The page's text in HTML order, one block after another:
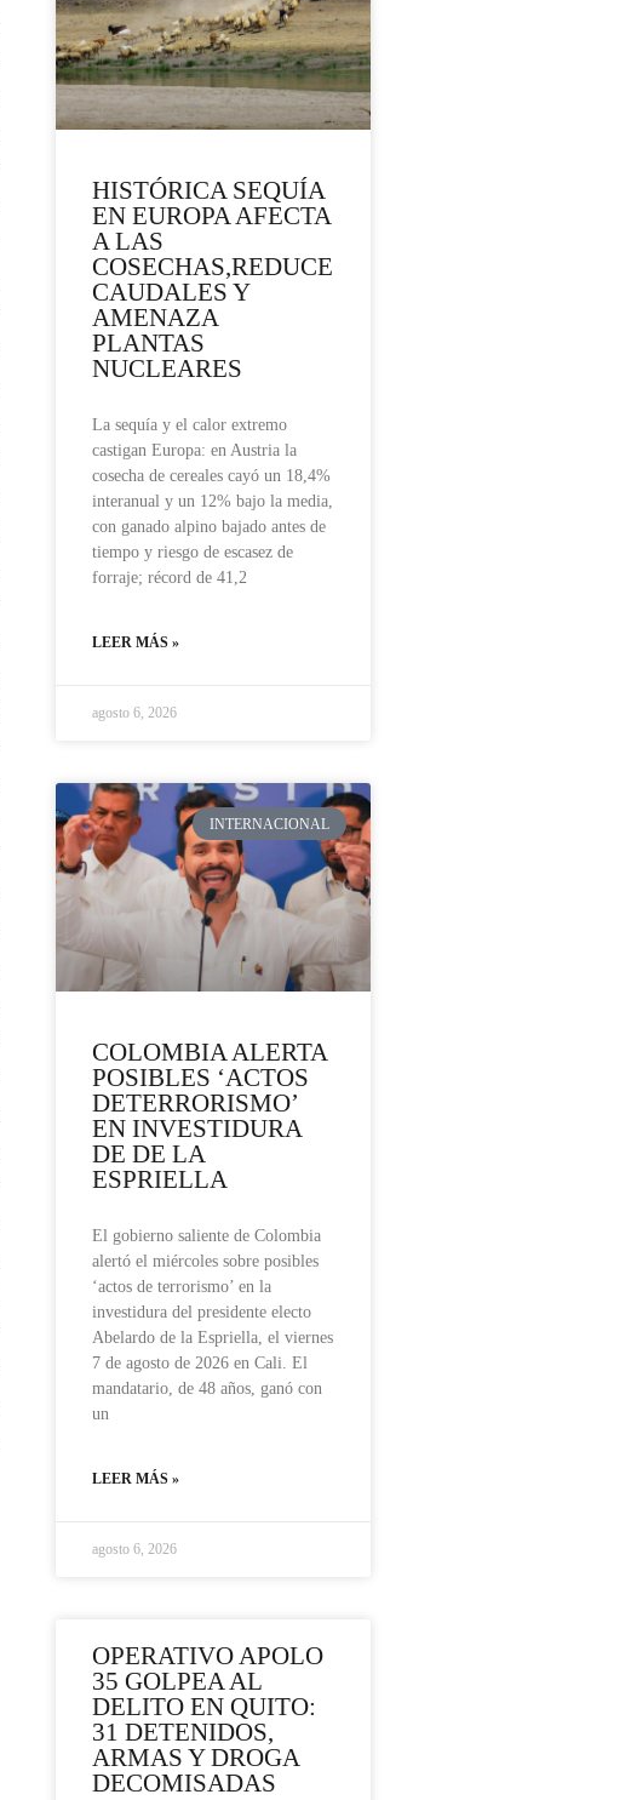
HISTÓRICA SEQUÍA
EN EUROPA AFECTA
A LAS
COSECHAS,REDUCE
CAUDALES Y
AMENAZA
PLANTAS
NUCLEARES
La sequía y el calor extremo
castigan Europa: en Austria la
cosecha de cereales cayó un 18,4%
interanual y un 12% bajo la media,
con ganado alpino bajado antes de
tiempo y riesgo de escasez de
forraje; récord de 41,2
LEER MÁS »
agosto 6, 2026
INTERNACIONAL
COLOMBIA ALERTA
POSIBLES ‘ACTOS
DETERRORISMO’
EN INVESTIDURA
DE DE LA
ESPRIELLA
El gobierno saliente de Colombia
alertó el miércoles sobre posibles
‘actos de terrorismo’ en la
investidura del presidente electo
Abelardo de la Espriella, el viernes
7 de agosto de 2026 en Cali. El
mandatario, de 48 años, ganó con
un
LEER MÁS »
agosto 6, 2026
OPERATIVO APOLO
35 GOLPEA AL
DELITO EN QUITO:
31 DETENIDOS,
ARMAS Y DROGA
DECOMISADAS